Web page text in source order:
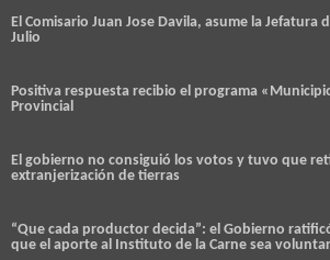
El Comisario Juan Jose Davila, asume la Jefatura
Julio
Positiva respuesta recibio el programa
Provincial
El gobierno no consiguió los votos y tuvo que
extranjerización de tierras
“Que cada productor decida”: el Gobierno
que el aporte al Instituto de la Carne sea